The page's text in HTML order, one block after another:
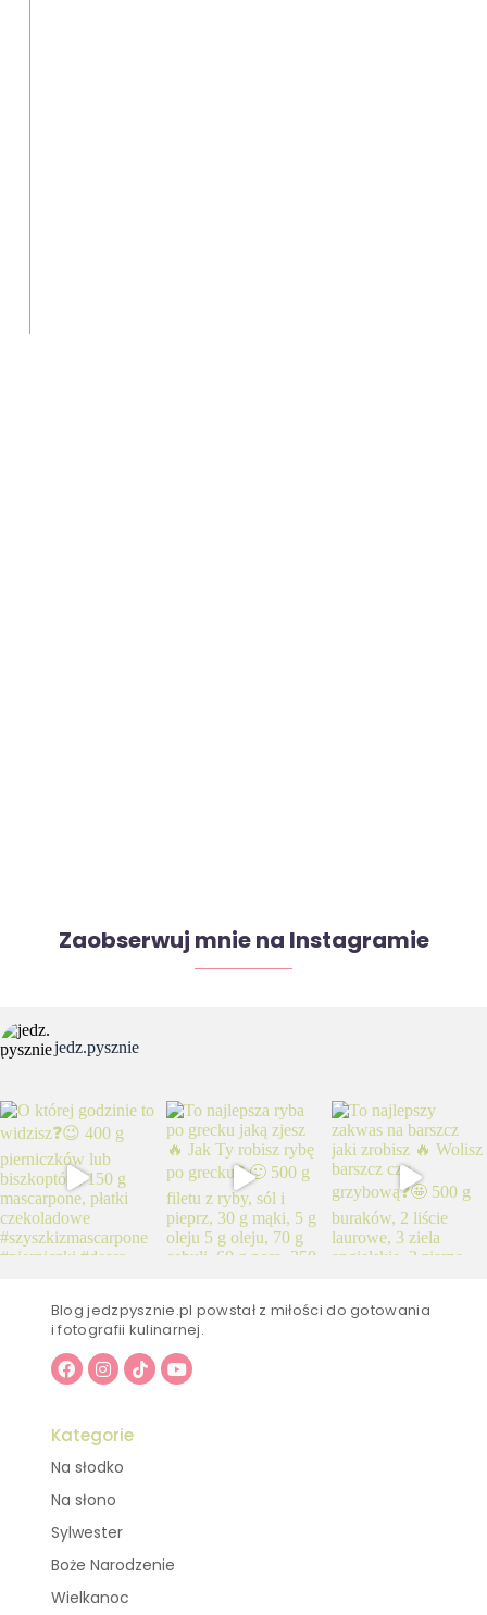
Zaobserwuj mnie na Instagramie
jedz.pysznie
Blog jedzpysznie.pl powstał z miłości do gotowania
i fotografii kulinarnej.
Kategorie
Na słodko
Na słono
Sylwester
Boże Narodzenie
Wielkanoc